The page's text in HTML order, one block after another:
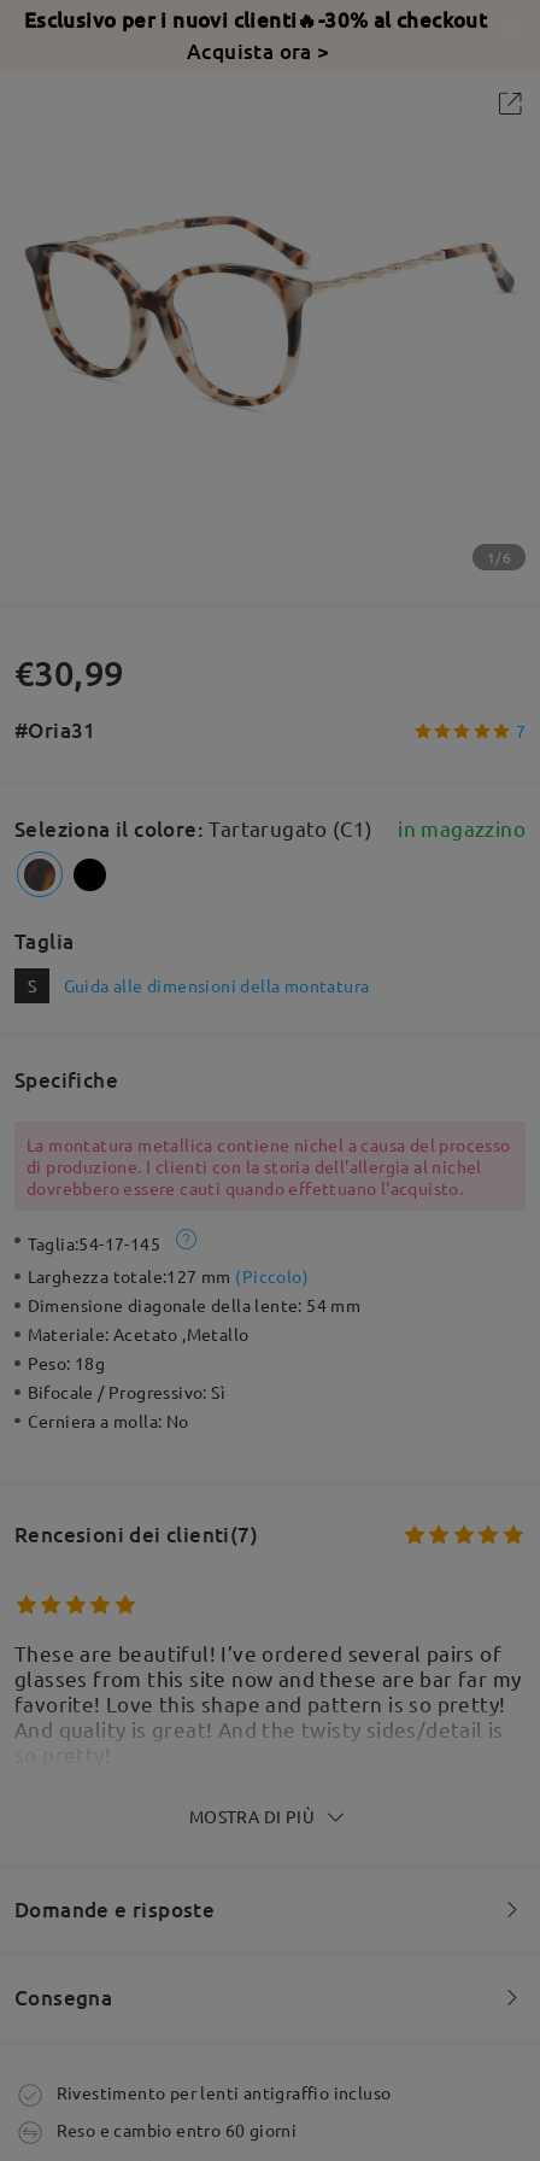
Esclusivo per i nuovi clienti🔥-30% al checkout
Acquista ora >
1/6
€30,99
#Oria31 7
Seleziona il colore:Tartarugato (C1) in magazzino
Taglia
S Guida alle dimensioni della montatura
Specifiche
La montatura metallica contiene nichel a causa del processo
di produzione. I clienti con la storia dell'allergia al nichel
dovrebbero essere cauti quando effettuano l'acquisto.
Taglia:54-17-145
Larghezza totale:127 mm (Piccolo)
Dimensione diagonale della lente: 54 mm
Materiale:Acetato ,Metallo
Peso: 18g
Bifocale / Progressivo:Sì
Cerniera a molla: No
Rencesioni dei clienti(7)
These are beautiful! I’ve ordered several pairs of
glasses from this site now and these are bar far my
favorite! Love this shape and pattern is so pretty!
And quality is great! And the twisty sides/detail is
Although it says that it is a small frame - it is
relatively big for small faces.
MOSTRA DI PIÙ
Domande e risposte
Siete invitati a lasciare qualsiasi commento sulla montatura.
Consegna
Ordine effettuato
Rivestimento per lenti antigraffio incluso
Reso e cambio entro 60 giorni